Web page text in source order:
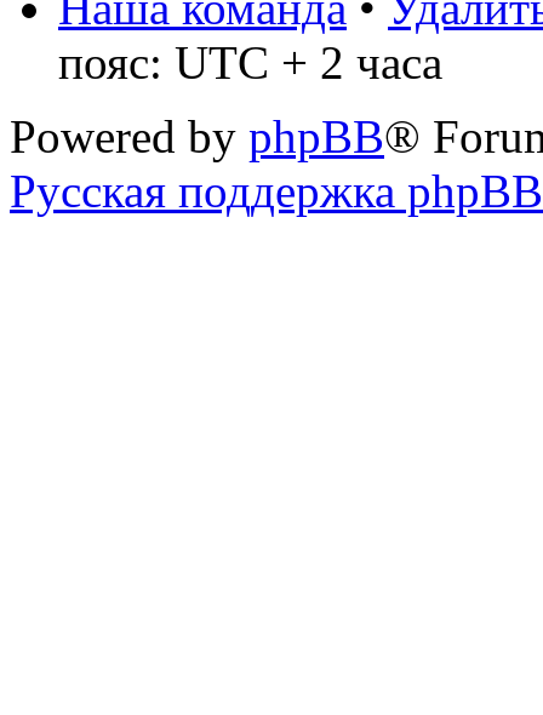
пояс: UTC + 2 часа
Powered by phpBB®
Русская поддержка phpBB